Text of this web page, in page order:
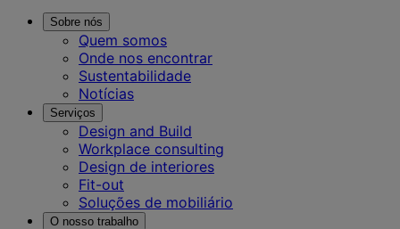
Sobre nós
Quem somos
Onde nos encontrar
Sustentabilidade
Notícias
Serviços
Design and Build
Workplace consulting
Design de interiores
Fit-out
Soluções de mobiliário
O nosso trabalho